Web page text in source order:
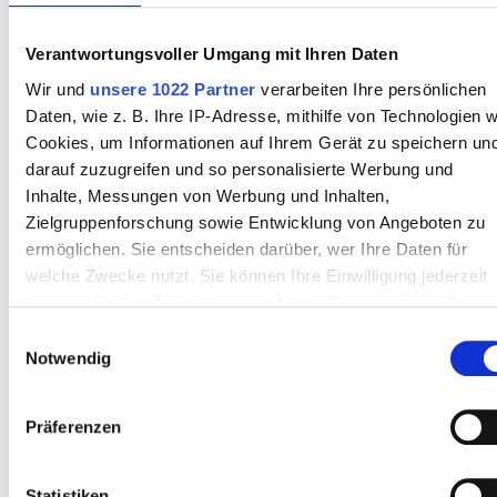
Verantwortungsvoller Umgang mit Ihren Daten
Wir und unsere 1022 Partner verarbeiten Ihre persönlichen
Daten, wie z. B. Ihre IP-Adresse, mithilfe von Technologien
Cookies, um Informationen auf Ihrem Gerät zu speichern
darauf zuzugreifen und so personalisierte Werbung und
Inhalte, Messungen von Werbung und Inhalten,
Zielgruppenforschung sowie Entwicklung von Angeboten zu
ermöglichen. Sie entscheiden darüber, wer Ihre Daten für
welche Zwecke nutzt. Sie können Ihre Einwilligung jederzeit
über die Cookie-Erklärung oder durch Klicken auf das
Informationen über Ihre geografische Lage erfassen,
welche bis auf einige Meter genau sein können
Merkmalen (Fingerprinting) identifizieren
Notwendig
Präferenzen
Medical Director